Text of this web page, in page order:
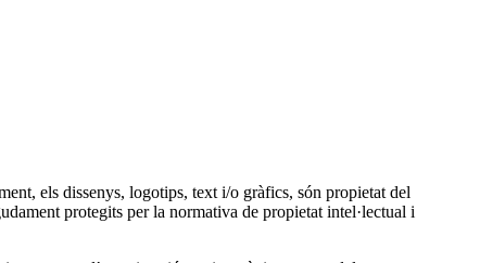
els dissenys, logotips, text i/o gràfics, són propietat del
protegits per la normativa de propietat intel·lectual i